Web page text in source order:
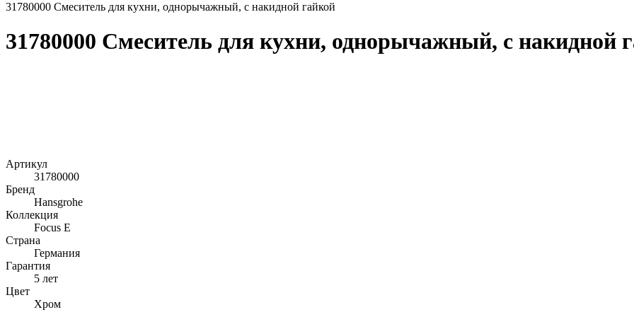
31780000 Смеситель для кухни, однорычажный, с накидной гайкой
31780000 Смеситель для кухни, однорычажный, с накидной
Артикул
31780000
Бренд
Hansgrohe
Коллекция
Focus E
Страна
Германия
Гарантия
5 лет
Цвет
Хром